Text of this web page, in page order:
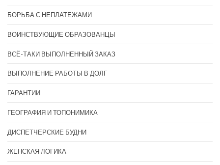
БОРЬБА С НЕПЛАТЕЖАМИ
ВОИНСТВУЮЩИЕ ОБРАЗОВАНЦЫ
ВСЁ-ТАКИ ВЫПОЛНЕННЫЙ ЗАКАЗ
ВЫПОЛНЕНИЕ РАБОТЫ В ДОЛГ
ГАРАНТИИ
ГЕОГРАФИЯ И ТОПОНИМИКА
ДИСПЕТЧЕРСКИЕ БУДНИ
ЖЕНСКАЯ ЛОГИКА